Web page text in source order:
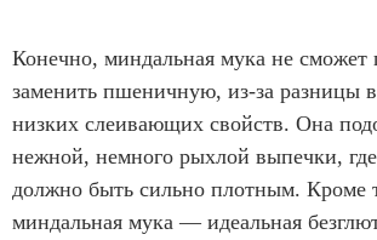
Конечно, миндальная мука не сможет
заменить пшеничную, из-за разницы в
низких слеивающих свойств. Она
нежной, немного рыхлой выпечки, где
должно быть сильно плотным. Кроме
миндальная мука — идеальная